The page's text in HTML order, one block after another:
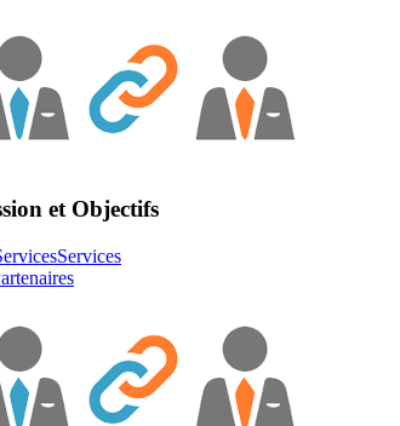
et Objectifs
Services